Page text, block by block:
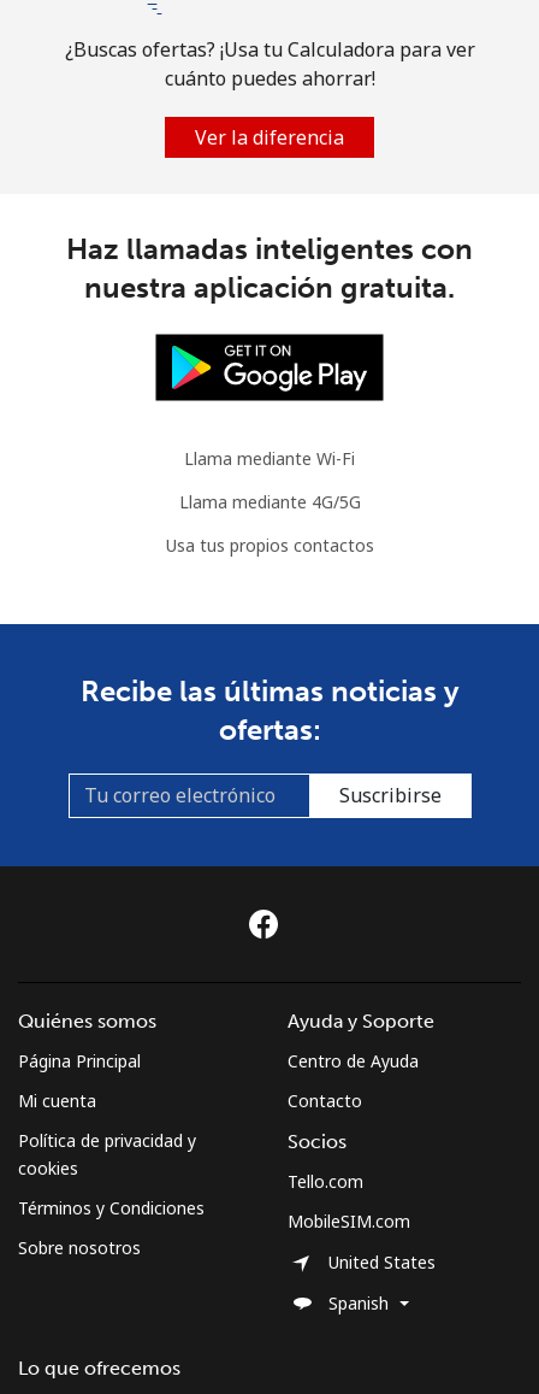
¿Buscas ofertas? ¡Usa tu Calculadora para ver
cuánto puedes ahorrar!
Ver la diferencia
Haz llamadas inteligentes con
nuestra aplicación gratuita.
Llama mediante Wi-Fi
Llama mediante 4G/5G
Usa tus propios contactos
Recibe las últimas noticias y
ofertas:
Suscribirse
Quiénes somos
Página Principal
Mi cuenta
Política de privacidad y
cookies
Términos y Condiciones
Sobre nosotros
Lo que ofrecemos
Ayuda y Soporte
Centro de Ayuda
Contacto
Socios
Tello.com
MobileSIM.com
United States
Spanish